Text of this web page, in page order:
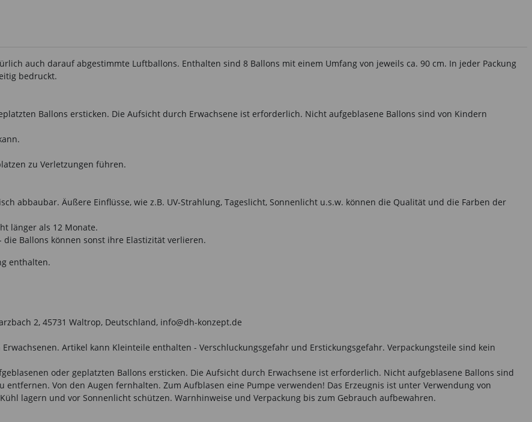
auch darauf abgestimmte Luftballons. Enthalten sind 8 Ballons mit einem Umfang von jeweils ca. 90 cm. In jeder Packung
bedruckt.
Ballons ersticken. Die Aufsicht durch Erwachsene ist erforderlich. Nicht aufgeblasene Ballons sind von Kindern
zu Verletzungen führen.
abbaubar. Äußere Einflüsse, wie z.B. UV-Strahlung, Tageslicht, Sonnenlicht u.s.w. können die Qualität und die Farben der
länger als 12 Monate.
Ballons können sonst ihre Elastizität verlieren.
enthalten.
2, 45731 Waltrop, Deutschland, info@dh-konzept.de
Artikel kann Kleinteile enthalten - Verschluckungsgefahr und Erstickungsgefahr. Verpackungsteile sind kein
oder geplatzten Ballons ersticken. Die Aufsicht durch Erwachsene ist erforderlich. Nicht aufgeblasene Ballons sind
Von den Augen fernhalten. Zum Aufblasen eine Pumpe verwenden! Das Erzeugnis ist unter Verwendung von
lagern und vor Sonnenlicht schützen. Warnhinweise und Verpackung bis zum Gebrauch aufbewahren.